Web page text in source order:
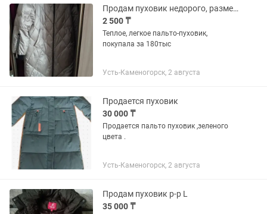
—...
Продам пуховик недорого, размер 48-50
2 500 ₸
Теплое, легкое пальто-пуховик,
покупала за 180тыс
Усть-Каменогорск, 2 августа
Продается пуховик
30 000 ₸
Продается пальто пуховик ,зеленого
цвета .
Усть-Каменогорск, 2 августа
Продам пуховик р-р L
35 000 ₸